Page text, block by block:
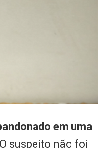
em uma
suspeito não foi